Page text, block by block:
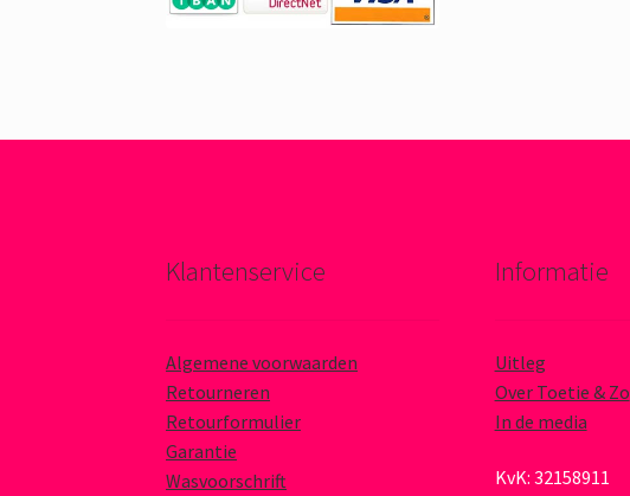
Klantenservice
Algemene voorwaarden
Retourneren
Retourformulier
Garantie
Wasvoorschrift
Informatie
Uitleg
Over Toetie & Zo
In de media
KvK: 32158911